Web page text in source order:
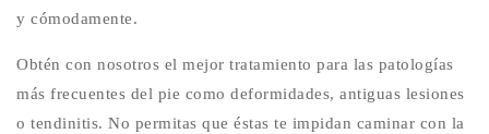
y cómodamente.
Obtén con nosotros el mejor tratamiento para las patologías
más frecuentes del pie como deformidades, antiguas lesiones
o tendinitis. No permitas que éstas te impidan caminar con la